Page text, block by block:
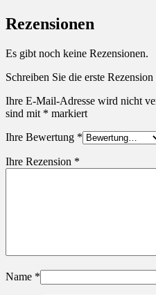
Rezensionen
Es gibt noch keine Rezensionen.
Schreiben Sie die erste
Ihre E-Mail-Adresse wird nicht
sind mit * markiert
Ihre Bewertung *
Ihre Rezension *
Name *